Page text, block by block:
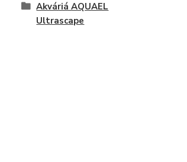
Akváriá AQUAEL
Ultrascape